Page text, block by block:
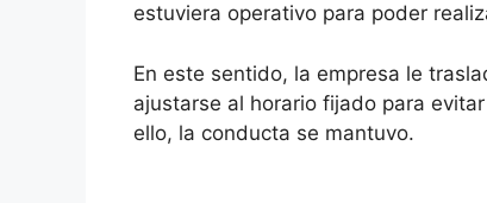
estuviera operativo para poder
En este sentido, la empresa le
ajustarse al horario fijado para
ello, la conducta se mantuvo.